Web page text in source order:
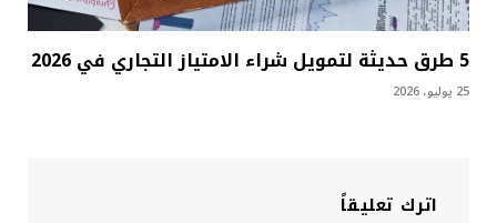
5 طرق حديثة لتمويل شراء الامتياز التجاري في 2026
25 يوليو، 2026
اترك تعليقاً